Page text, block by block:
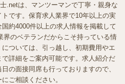
.netは、マンツーマンで丁寧・親身な
です。保育求人業界で10年以上の実
約4000件以上の求人情報を掲載して
界のベテランだからこそ持っている情
ついては、引っ越し、初期費用やエ
詳細をご案内可能です。求人紹介だ
の面接同席も行っておりますので、
ご相談ください。